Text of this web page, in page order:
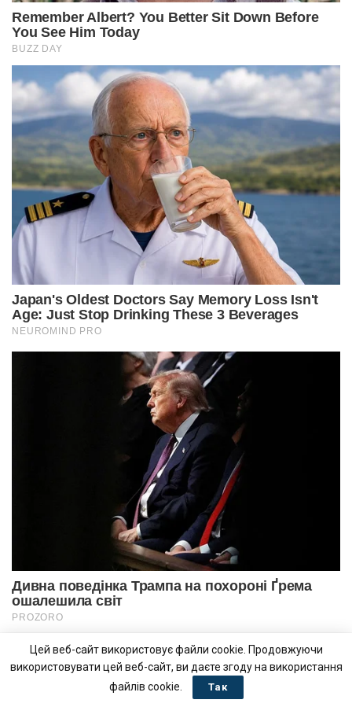
Цей веб-сайт використовує файли cookie. Продовжуючи
використовувати цей веб-сайт, ви даєте згоду на використання
файлів cookie.
Так